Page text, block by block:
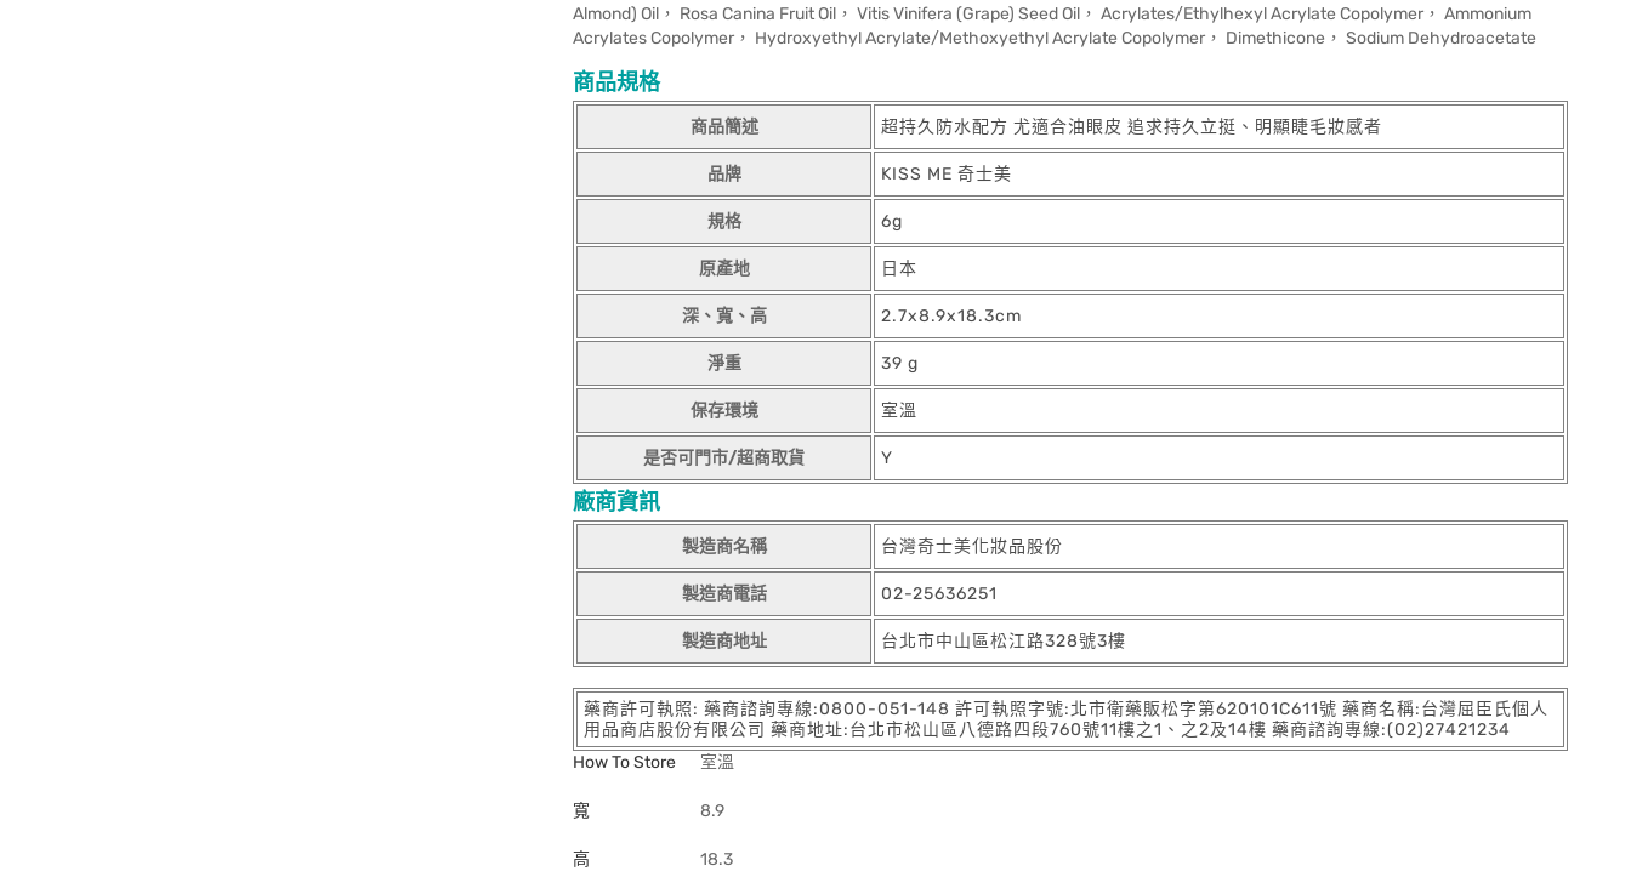
Almond) Oil， Rosa Canina Fruit Oil， Vitis Vinifera (Grape) Seed Oil， Acrylates/Ethylhexyl Acrylate Copolymer， Ammonium
Acrylates Copolymer， Hydroxyethyl Acrylate/Methoxyethyl Acrylate Copolymer， Dimethicone， Sodium Dehydroacetate
商品規格
商品簡述 超持久防水配方 尤適合油眼皮 追求持久立挺、明顯睫毛妝感者
品牌 KISS ME 奇士美
規格 6g
原產地 日本
深、寬、高 2.7x8.9x18.3cm
淨重 39 g
保存環境 室溫
是否可門市/超商取貨 Y
廠商資訊
製造商名稱 台灣奇士美化妝品股份
製造商電話 02-25636251
製造商地址 台北市中山區松江路328號3樓
藥商許可執照: 藥商諮詢專線:0800-051-148 許可執照字號:北市衛藥販松字第620101C611號 藥商名稱:台灣屈臣氏個人
用品商店股份有限公司 藥商地址:台北市松山區八德路四段760號11樓之1、之2及14樓 藥商諮詢專線:(02)27421234
How To Store
室溫
寬 8.9
高 18.3